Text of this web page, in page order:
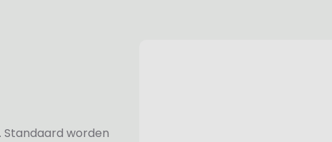
Standaard worden